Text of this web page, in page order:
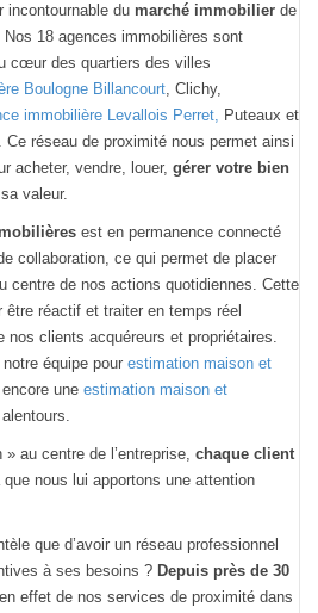
incontournable du marché immobilier de
Nos 18 agences immobilières sont
cœur des quartiers des villes
Boulogne Billancourt, Clichy,
immobilière Levallois Perret, Puteaux et
réseau de proximité nous permet ainsi
acheter, vendre, louer, gérer votre bien
valeur.
est en permanence connecté
collaboration, ce qui permet de placer
centre de nos actions quotidiennes. Cette
réactif et traiter en temps réel
nos clients acquéreurs et propriétaires.
équipe pour estimation maison et
une estimation maison et
au centre de l’entreprise, chaque client
que nous lui apportons une attention
que d’avoir un réseau professionnel
à ses besoins ? Depuis près de 30
effet de nos services de proximité dans